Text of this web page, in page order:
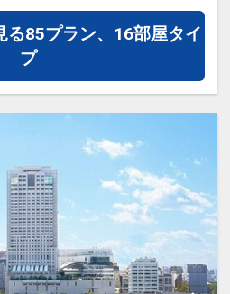
る85プラン、16部屋タイ
プ